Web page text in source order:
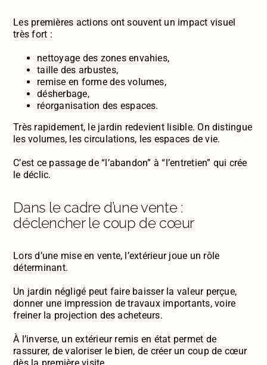
Les premières actions ont souvent un impact visuel
très fort :
nettoyage des zones envahies,
taille des arbustes,
remise en forme des volumes,
désherbage,
réorganisation des espaces.
Très rapidement, le jardin redevient lisible. On distingue
les volumes, les circulations, les espaces de vie.
C’est ce passage de “l’abandon” à “l’entretien” qui crée
le déclic.
Dans le cadre d’une vente :
déclencher le coup de cœur
Lors d’une mise en vente, l’extérieur joue un rôle
déterminant.
Un jardin négligé peut faire baisser la valeur perçue,
donner une impression de travaux importants, voire
freiner la projection des acheteurs.
À l’inverse, un extérieur remis en état permet de
rassurer, de valoriser le bien, de créer un coup de cœur
dès la première visite.